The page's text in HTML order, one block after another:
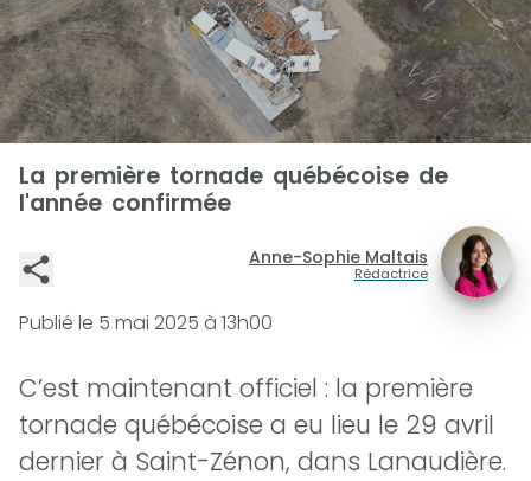
La première tornade québécoise de
l'année confirmée
Anne-Sophie Maltais
Rédactrice
Publié le 5 mai 2025 à 13h00
C’est maintenant officiel : la première
tornade québécoise a eu lieu le 29 avril
dernier à Saint-Zénon, dans Lanaudière.